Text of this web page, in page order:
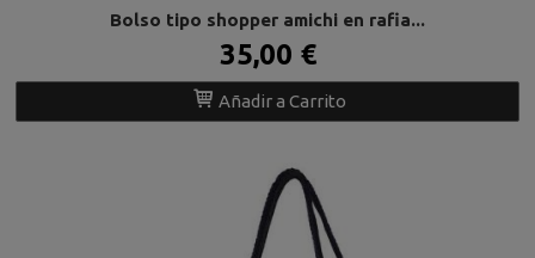
Bolso tipo shopper amichi en rafia...
35,00 €
Añadir a Carrito